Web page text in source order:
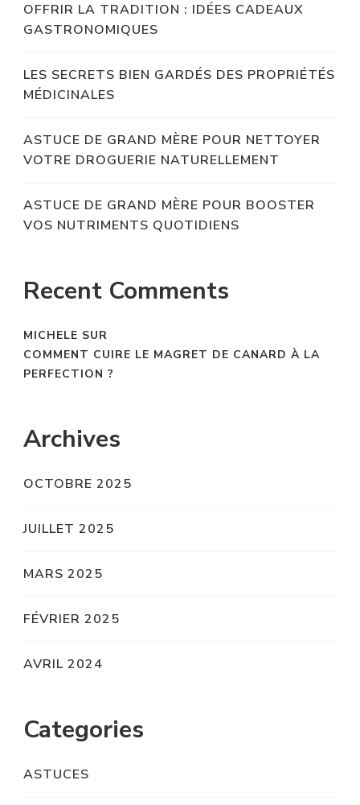
OFFRIR LA TRADITION : IDÉES CADEAUX
GASTRONOMIQUES
LES SECRETS BIEN GARDÉS DES PROPRIÉTÉS
MÉDICINALES
ASTUCE DE GRAND MÈRE POUR NETTOYER
VOTRE DROGUERIE NATURELLEMENT
ASTUCE DE GRAND MÈRE POUR BOOSTER
VOS NUTRIMENTS QUOTIDIENS
Recent Comments
MICHELE SUR
COMMENT CUIRE LE MAGRET DE CANARD À LA
PERFECTION ?
Archives
OCTOBRE 2025
JUILLET 2025
MARS 2025
FÉVRIER 2025
AVRIL 2024
Categories
ASTUCES